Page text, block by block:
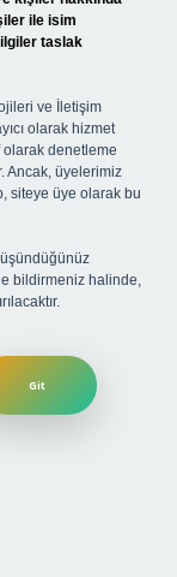
ile isim
taslak
ve İletişim
olarak hizmet
denetleme
Ancak, üyelerimiz
siteye üye olarak bu
bildirmeniz halinde,